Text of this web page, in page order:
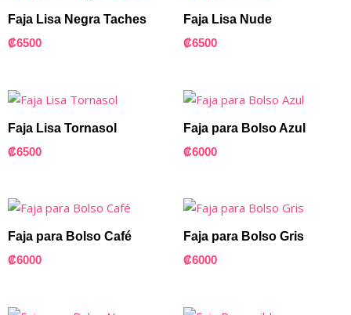
Faja Lisa Negra Taches
₡6500
Faja Lisa Nude
₡6500
Faja Lisa Tornasol
₡6500
Faja para Bolso Azul
₡6000
Faja para Bolso Café
₡6000
Faja para Bolso Gris
₡6000